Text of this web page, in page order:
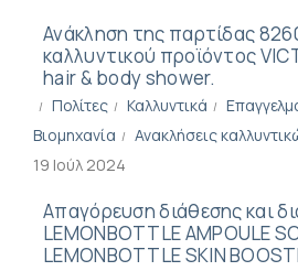
Ανάκληση της παρτίδας
καλλυντικού προϊόντος
hair & body shower.
Πολίτες Καλλυντικά
Βιομηχανία
Ανακλήσεις
19 Ιούλ 2024
Aπαγόρευση διάθεσης και
LEMONBOTTLE AMPOULE
LEMONBOTTLE SKIN